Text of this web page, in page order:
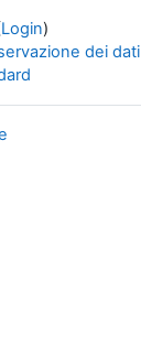
Login)
dei dati